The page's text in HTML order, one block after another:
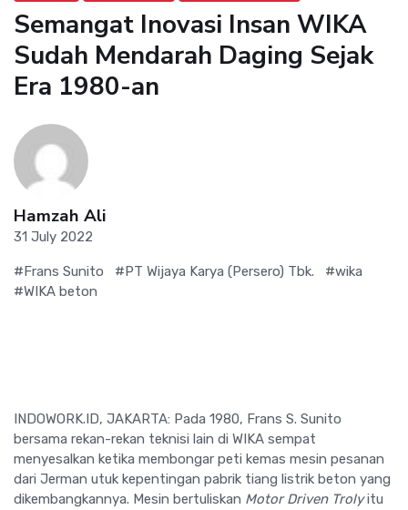
Semangat Inovasi Insan WIKA
Sudah Mendarah Daging Sejak
Era 1980-an
Hamzah Ali
31 July 2022
#Frans Sunito #PT Wijaya Karya (Persero) Tbk.
#wika
#WIKA beton
INDOWORK.ID, JAKARTA: Pada 1980, Frans S. Sunito
bersama rekan-rekan teknisi lain di WIKA sempat
menyesalkan ketika membongar peti kemas mesin pesanan
dari Jerman utuk kepentingan pabrik tiang listrik beton yang
dikembangkannya. Mesin bertuliskan Motor Driven Trolyitu